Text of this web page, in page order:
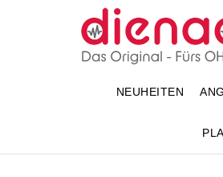
NEUHEITEN